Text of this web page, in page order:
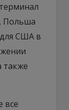
Польша
США в
также
все